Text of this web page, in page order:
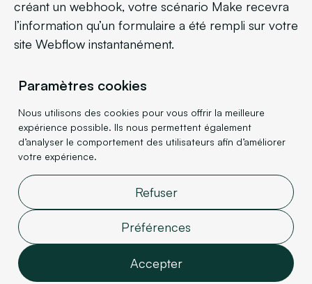
créant un webhook, votre scénario Make recevra
l’information qu’un formulaire a été rempli sur votre
site Webflow instantanément.
III. Créer un Webhook
Un webhook est un outil qui permet à une
application de communiquer avec une autre lors du
déclenchement d’un événement.
Il est donc nécessaire de renseigner le site sur
lequel
nous souhaitons configurer notre envoi
Paramètres cookies
Nous utilisons des cookies pour vous offrir la meilleure
expérience possible. Ils nous permettent également
d’analyser le comportement des utilisateurs afin d’améliorer
votre expérience.
Refuser
Préférences
Accepter